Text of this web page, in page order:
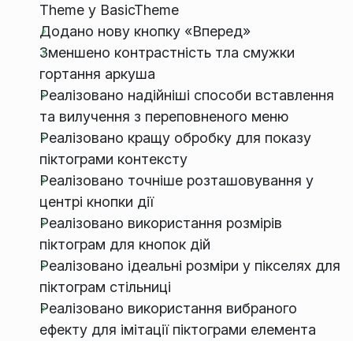
Theme у BasicTheme
Додано нову кнопку «Вперед»
Зменшено контрастність тла смужки
гортання аркуша
Реалізовано надійніші способи вставлення
та вилучення з переповненого меню
Реалізовано кращу обробку для показу
піктограми контексту
Реалізовано точніше розташовування у
центрі кнопки дії
Реалізовано використання розмірів
піктограм для кнопок дій
Реалізовано ідеальні розміри у пікселях для
піктограм стільниці
Реалізовано використання вибраного
ефекту для імітації піктограми елемента